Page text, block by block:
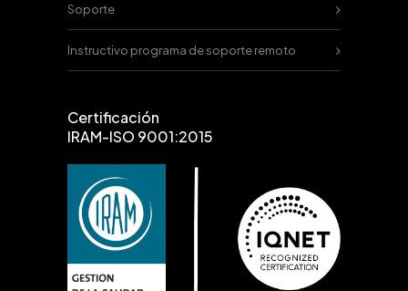
Soporte
Instructivo programa de soporte remoto
Certificación
IRAM-ISO 9001:2015